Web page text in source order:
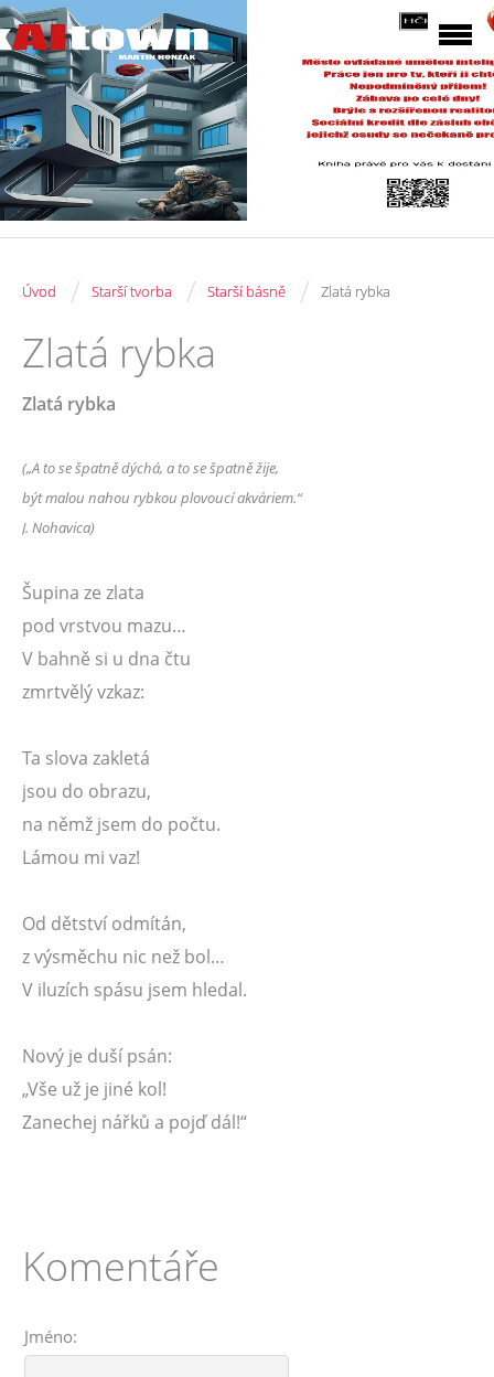
Úvod / Starší tvorba / Starší básně / Zlatá rybka
Zlatá rybka
Zlatá rybka
(„A to se špatně dýchá, a to se špatně žije,
být malou nahou rybkou plovoucí akváriem.“
J. Nohavica)
Šupina ze zlata
pod vrstvou mazu…
V bahně si u dna čtu
zmrtvělý vzkaz:
Ta slova zakletá
jsou do obrazu,
na němž jsem do počtu.
Lámou mi vaz!
Od dětství odmítán,
z výsměchu nic než bol…
V iluzích spásu jsem hledal.
Nový je duší psán:
„Vše už je jiné kol!
Zanechej nářků a pojď dál!“
Komentáře
Jméno: